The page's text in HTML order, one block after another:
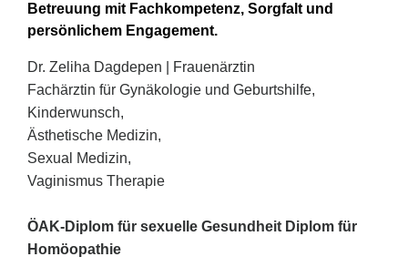
Betreuung mit Fachkompetenz, Sorgfalt und
persönlichem Engagement.
Dr. Zeliha Dagdepen | Frauenärztin
Fachärztin für Gynäkologie und Geburtshilfe,
Kinderwunsch,
Ästhetische Medizin,
Sexual Medizin,
Vaginismus Therapie
ÖAK-Diplom für sexuelle Gesundheit Diplom für
Homöopathie